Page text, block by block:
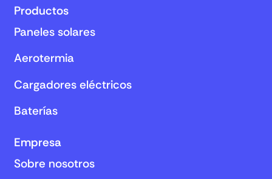
Productos
Paneles solares
Aerotermia
Cargadores eléctricos
Baterías
Empresa
Sobre nosotros